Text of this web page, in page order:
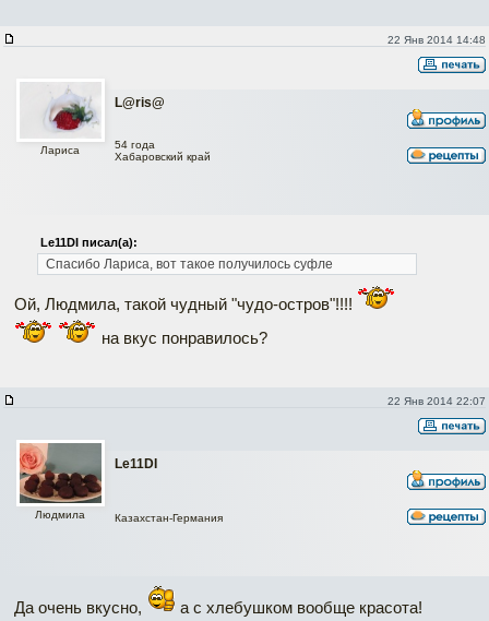
22 Янв 2014 14:48
L@ris@
Лариса
54 года
Хабаровский край
Le11DI писал(а):
Спасибо Лариса, вот такое получилось суфле
Ой, Людмила, такой чудный "чудо-остров"!!!!
на вкус понравилось?
22 Янв 2014 22:07
Le11DI
Людмила Казахстан-Германия
Да очень вкусно, а с хлебушком вообще красота!